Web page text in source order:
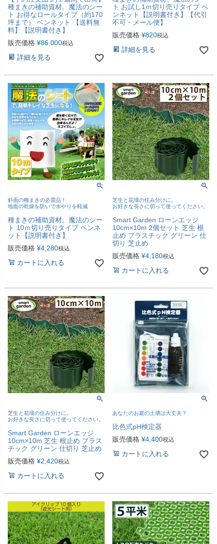
種まきの補助資材。魔法のシー
ト お得なロールタイプ（約170
坪まで） ベンネット 【送料無
料】【説明書付き】
販売価格 ¥86,000税込
詳細を見る
ト お試し1ｍ切り売りタイプ ベ
ンネット【説明書付き】【代引
不可・メール便】
販売価格 ¥820税込
詳細を見る
斜面の種まきの必需品！
地面の乾燥を防いで水やりを軽減
種まきの補助資材。魔法のシー
ト 10ｍ切り売りタイプ ベンネ
ット【説明書付き】
販売価格 ¥4,280税込
カートに入れる
芝生と花壇の住み分けに。
お好きな長さに切って使ってください。
Smart Garden ローンエッジ
10cm×10m 2個セット 芝生 根
止め プラスチック グリーン 仕
切り 芝止め
販売価格 ¥4,180税込
カートに入れる
芝生と花壇の住み分けに。
お好きな長さに切って使ってください。
Smart Garden ローンエッジ
10cm×10m 芝生 根止め プラス
チック グリーン 仕切り 芝止め
販売価格 ¥2,420税込
カートに入れる
あなたのお庭の土壌は大丈夫？
比色式pH検定器
販売価格 ¥4,400税込
カートに入れる